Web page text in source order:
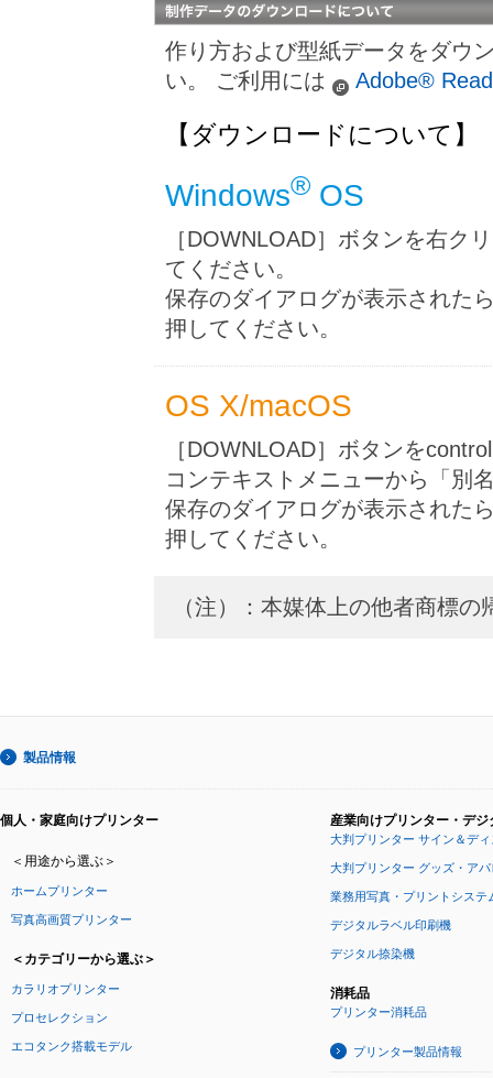
作り方および型紙データをダウ
い。 ご利用には
Adobe®
【ダウンロードについて】
Windows® OS
［DOWNLOAD］ボタンを右ク
てください。
保存のダイアログが表示された
押してください。
OS X/macOS
［DOWNLOAD］ボタンを
コンテキストメニューから「別
保存のダイアログが表示された
押してください。
（注）：本媒体上の他者商標の
製品情報
個人・家庭向けプリンター
＜用途から選ぶ＞
ホームプリンター
写真高画質プリンター
＜カテゴリーから選ぶ＞
カラリオプリンター
プロセレクション
エコタンク搭載モデル
産業向けプリンター・デジ
大判プリンター サイン＆デ
大判プリンター グッズ・ア
業務用写真・プリントシステ
デジタルラベル印刷機
デジタル捺染機
消耗品
プリンター消耗品
プリンター製品情報